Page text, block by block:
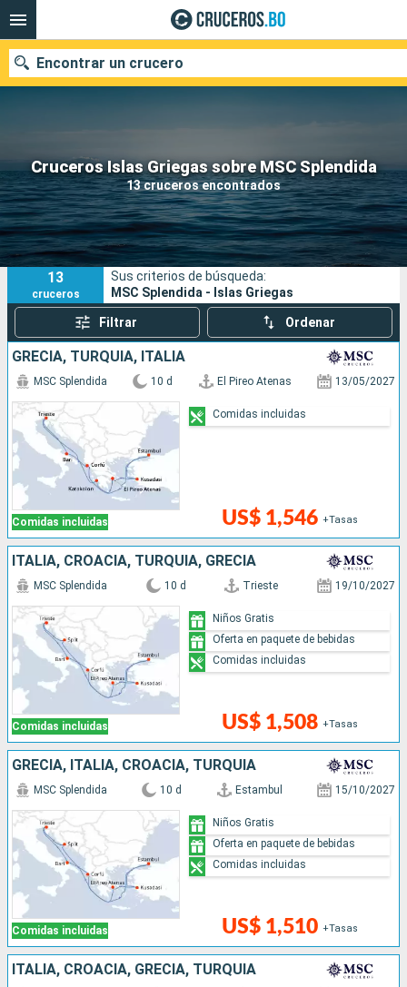
Cruceros Islas Griegas sobre MSC Splendida
13 cruceros encontrados
Encontrar un crucero
Nuestros destinos
Fecha de salida
Puertos Compañías
Buscar
13
cruceros
Sus criterios de búsqueda:
MSC Splendida - Islas Griegas
Filtrar Ordenar
GRECIA, TURQUÍA, ITALIA
Comidas incluidas
MSC Splendida 10 d El Pireo Atenas 13/05/2027
US$ 1,546 +Tasas
Comidas incluidas
ITALIA, CROACIA, TURQUÍA, GRECIA
Comidas incluidas
MSC Splendida 10 d Trieste 19/10/2027
US$ 1,508 +Tasas
Niños Gratis
Oferta en paquete de bebidas
Comidas incluidas
GRECIA, ITALIA, CROACIA, TURQUÍA
Comidas incluidas
MSC Splendida 10 d Estambul 15/10/2027
US$ 1,510 +Tasas
Niños Gratis
Oferta en paquete de bebidas
Comidas incluidas
ITALIA, CROACIA, GRECIA, TURQUÍA